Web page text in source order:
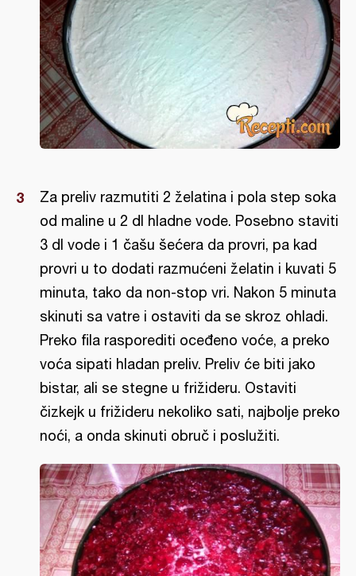
Za preliv razmutiti 2 želatina i pola step soka
od maline u 2 dl hladne vode. Posebno staviti
3 dl vode i 1 čašu šećera da provri, pa kad
provri u to dodati razmućeni želatin i kuvati 5
minuta, tako da non-stop vri. Nakon 5 minuta
skinuti sa vatre i ostaviti da se skroz ohladi.
Preko fila rasporediti oceđeno voće, a preko
voća sipati hladan preliv. Preliv će biti jako
bistar, ali se stegne u frižideru. Ostaviti
čizkejk u frižideru nekoliko sati, najbolje preko
noći, a onda skinuti obruč i poslužiti.